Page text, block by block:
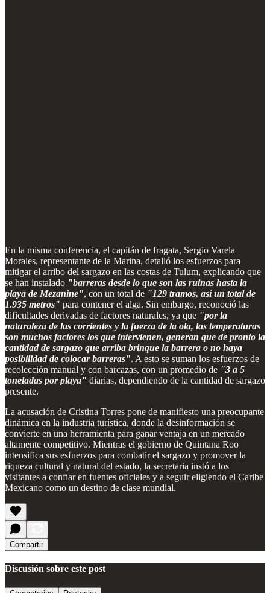
En la misma conferencia, el capitán de fragata, Sergio Varela
Morales, representante de la Marina, detalló los esfuerzos para
mitigar el arribo del sargazo en las costas de Tulum, explicando que
se han instalado "barreras desde lo que son las ruinas hasta la
playa de Mezanine", con un total de "129 tramos, así un total de
1.935 metros" para contener el alga. Sin embargo, reconoció las
dificultades derivadas de factores naturales, ya que "por la
naturaleza de las corrientes y la fuerza de la ola, las temperaturas
son muchos factores los que intervienen, generan que de pronto la
cantidad de sargazo que arriba brinque la barrera o no haya
posibilidad de colocar barreras". A esto se suman los esfuerzos de
recolección manual y con barcazas, con un promedio de "3 a 5
toneladas por playa" diarias, dependiendo de la cantidad de sargazo
presente.
La acusación de Cristina Torres pone de manifiesto una preocupante
dinámica en la industria turística, donde la desinformación se
convierte en una herramienta para ganar ventaja en un mercado
altamente competitivo. Mientras el gobierno de Quintana Roo
intensifica sus esfuerzos para combatir el sargazo y promover la
riqueza cultural y natural del estado, la secretaria instó a los
visitantes a confiar en fuentes oficiales y a seguir eligiendo el Caribe
Mexicano como un destino de clase mundial.
Compartir
Discusión sobre este post